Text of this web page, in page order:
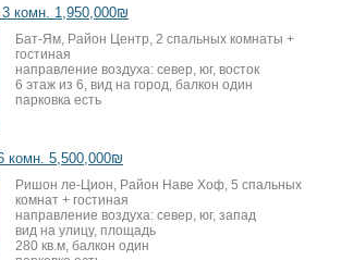
комн. 1,950,000₪
Бат-Ям, Район Центр, 2 спальных комнаты +
гостиная
направление воздуха: север, юг, восток
6 этаж из 6, вид на город, балкон один
парковка есть
комн. 5,500,000₪
Ришон ле-Цион, Район Наве Хоф, 5 спальных
комнат + гостиная
направление воздуха: север, юг, запад
вид на улицу, площадь
280 кв.м, балкон один